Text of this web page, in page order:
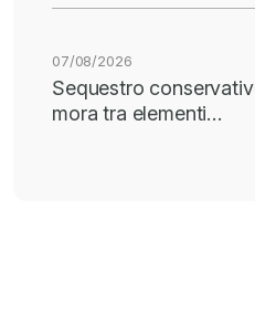
07/08/2026
Sequestro
mora tra elementi…